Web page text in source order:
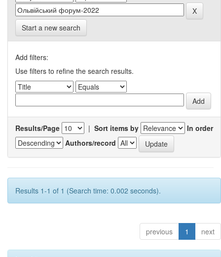
Start a new search
Add filters:
Use filters to refine the search results.
Results/Page | Sort items by
In order
Authors/record
Results 1-1 of 1 (Search time: 0.002 seconds).
previous 1 next